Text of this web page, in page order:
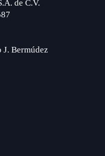
de C.V.
Bermúdez